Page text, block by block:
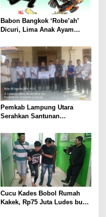
Babon Bangkok ‘Robe’ah’
Dicuri, Lima Anak Ayam
Gang Jalaba Kotabumi Heboh
Pemkab Lampung Utara
Serahkan Santunan
Korban Kebakaran
Cucu Kades Bobol Rumah
Kakek, Rp75 Juta Ludes buat